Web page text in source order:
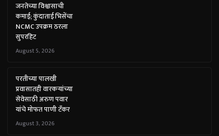
जनतेच्या विश्वासाची
कमाई; कुंदाताई भिसेंचा
NCMC उपक्रम ठरला
सुपरहिट
August 5, 2026
परतीच्या पालखी
प्रवासातही वारकऱ्यांच्या
सेवेसाठी अरुण पवार
यांचे मोफत पाणी टँकर
August 3, 2026